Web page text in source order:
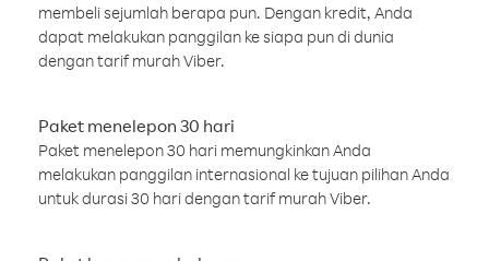
membeli sejumlah berapa pun. Dengan kredit, Anda
dapat melakukan panggilan ke siapa pun di dunia
dengan tarif murah Viber.
Paket menelepon 30 hari
Paket menelepon 30 hari memungkinkan Anda
melakukan panggilan internasional ke tujuan pilihan Anda
untuk durasi 30 hari dengan tarif murah Viber.